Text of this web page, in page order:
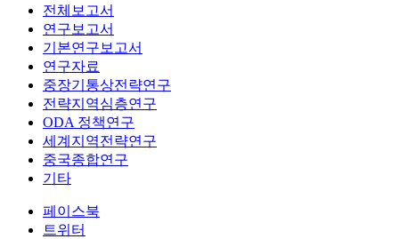
전체보고서
연구보고서
기본연구보고서
연구자료
중장기통상전략연구
전략지역심층연구
ODA 정책연구
세계지역전략연구
중국종합연구
기타
페이스북
트위터